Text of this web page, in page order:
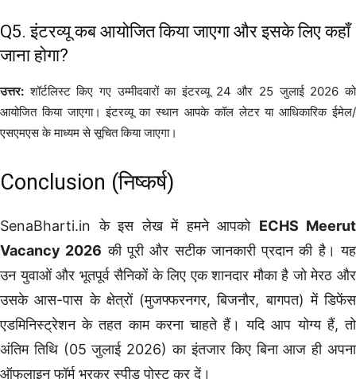
Q5. इंटरव्यू कब आयोजित किया जाएगा और इसके लिए कहाँ
जाना होगा?
उत्तर: शॉर्टलिस्ट किए गए उम्मीदवारों का इंटरव्यू 24 और 25 जुलाई 2026 को
आयोजित किया जाएगा। इंटरव्यू का स्थान आपके कॉल लेटर या आधिकारिक ईमेल/
एसएमएस के माध्यम से सूचित किया जाएगा।
Conclusion (निष्कर्ष)
SenaBharti.in के इस लेख में हमने आपको ECHS Meerut
Vacancy 2026 की पूरी और सटीक जानकारी प्रदान की है। यह
उन युवाओं और भूतपूर्व सैनिकों के लिए एक शानदार मौका है जो मेरठ और
उसके आस-पास के क्षेत्रों (मुजफ्फरनगर, बिजनौर, बागपत) में डिफेंस
एडमिनिस्ट्रेशन के तहत काम करना चाहते हैं। यदि आप योग्य हैं, तो
अंतिम तिथि (05 जुलाई 2026) का इंतजार किए बिना आज ही अपना
ऑफलाइन फॉर्म भरकर स्पीड पोस्ट कर दें।